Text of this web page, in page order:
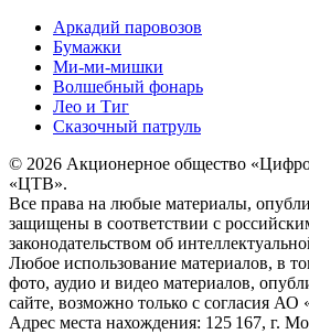
Аркадий паровозов
Бумажки
Ми-ми-мишки
Волшебный фонарь
Лео и Тиг
Сказочный патруль
© 2026 Акционерное общество
«ЦТВ».
Все права на любые материалы,
защищены в соответствии с
законодательством об
Любое использование материалов, в
фото, аудио и видео материалов,
сайте, возможно только с согласия
Адрес места нахождения: 125 167, г.